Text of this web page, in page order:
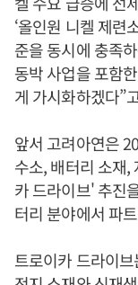
‘올인원 니켈 제련
준을 동시에 충족
동박 사업을 포함
게 가시화하겠다”
앞서 고려아연은
수소, 배터리 소재,
카 드라이브' 추진
터리 분야에서 파
트로이카 드라이브